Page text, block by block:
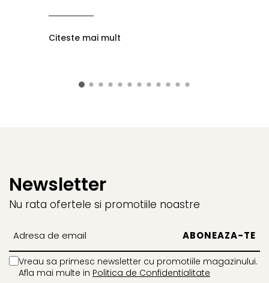
Insecticide
Fertilizanți foliari
HASMAȚUCHI
HREAN
Fungicide
HRIȘCĂ
Fertilizanți foliari
Fertilizanți foliari
PĂȘUNI
PĂTRUNJEL
Insecticide
PELUZE
Citeste mai mult
Newsletter
Nu rata ofertele si promotiile noastre
Vreau sa primesc newsletter cu promotiile magazinului.
Afla mai multe in Politica de Confidentialitate